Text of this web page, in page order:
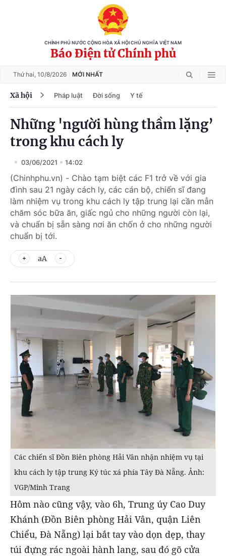
CHÍNH PHỦ NƯỚC CỘNG HÒA XÃ HỘI CHỦ NGHĨA VIỆT NAM
Báo Điện tử Chính phủ
Thứ hai, 10/8/2026 MỚI NHẤT
Xã hội Pháp luật Đời sống Y tế
Những 'người hùng thầm lặng’
trong khu cách ly
03/06/2021 14:02
(Chinhphu.vn) - Chào tạm biệt các F1 trở về với gia
đình sau 21 ngày cách ly, các cán bộ, chiến sĩ đang
làm nhiệm vụ trong khu cách ly tập trung lại cần mẫn
chăm sóc bữa ăn, giấc ngủ cho những người còn lại,
và chuẩn bị sẵn sàng nơi ăn chốn ở cho những người
chuẩn bị tới.
aA
Các chiến sĩ Đồn Biên phòng Hải Vân nhận nhiệm vụ tại
khu cách ly tập trung Ký túc xá phía Tây Đà Nẵng. Ảnh:
VGP/Minh Trang
Hôm nào cũng vậy, vào 6h, Trung úy Cao Duy
Khánh (Đồn Biên phòng Hải Vân, quận Liên
Chiểu, Đà Nẵng) lại bắt tay vào dọn dẹp, thay
túi đựng rác ngoài hành lang, sau đó gõ cửa